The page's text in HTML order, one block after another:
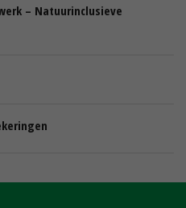
– Natuurinclusieve